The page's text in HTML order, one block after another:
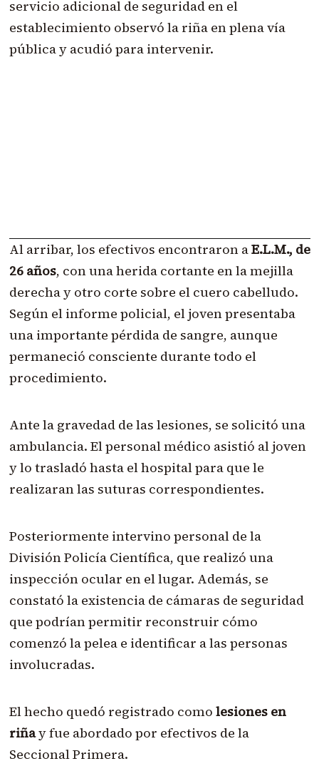
servicio adicional de seguridad en el
establecimiento observó la riña en plena vía
pública y acudió para intervenir.
Al arribar, los efectivos encontraron aE.L.M., de
26 años, con una herida cortante en la mejilla
derecha y otro corte sobre el cuero cabelludo.
Según el informe policial, el joven presentaba
una importante pérdida de sangre, aunque
permaneció consciente durante todo el
procedimiento.
Ante la gravedad de las lesiones, se solicitó una
ambulancia. El personal médico asistió al joven
y lo trasladó hasta el hospital para que le
realizaran las suturas correspondientes.
Posteriormente intervino personal de la
División Policía Científica, que realizó una
inspección ocular en el lugar. Además, se
constató la existencia de cámaras de seguridad
que podrían permitir reconstruir cómo
comenzó la pelea e identificar a las personas
involucradas.
El hecho quedó registrado como lesiones en
riñay fue abordado por efectivos de la
Seccional Primera.